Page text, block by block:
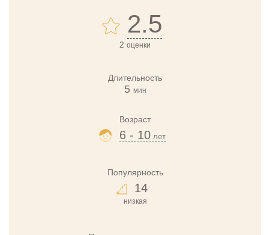
2.5
2 оценки
Длительность
5 мин
Возраст
6 - 10лет
Популярность
14
низкая